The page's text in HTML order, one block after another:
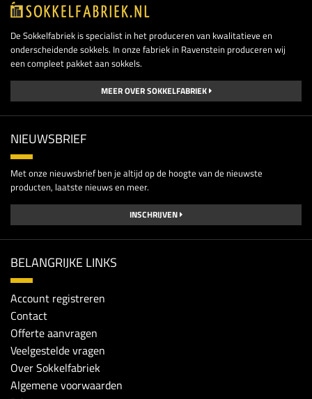
De Sokkelfabriek is specialist in het produceren van kwalitatieve en
onderscheidende sokkels. In onze fabriek in Ravenstein produceren wij
een compleet pakket aan sokkels.
MEER OVER SOKKELFABRIEK
NIEUWSBRIEF
Met onze nieuwsbrief ben je altijd op de hoogte van de nieuwste
producten, laatste nieuws en meer.
INSCHRIJVEN
BELANGRIJKE LINKS
Account registreren
Contact
Offerte aanvragen
Veelgestelde vragen
Over Sokkelfabriek
Algemene voorwaarden